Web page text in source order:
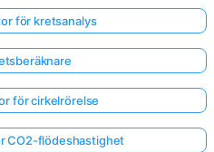
för kretsanalys
för cirkelrörelse
CO2-flödeshastighet